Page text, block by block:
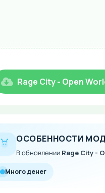
Rage City - Open
ОСОБЕННОСТИ
В обновлении Rage City -
Много денег